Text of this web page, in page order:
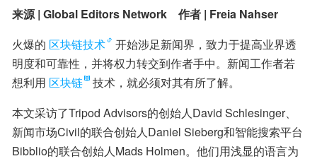
来源 | Global Editors Network    作者 | Freia Nahser
火爆的 区块链技术
开始涉足新闻界，致力于提高业界透
明度和可靠性，并将权力转交到作者手中。新闻工作者若
想利用 区块链
技术，就必须对其有所了解。
本文采访了Tripod Advisors的创始人David Schlesinger、
新闻市场Civil的联合创始人Daniel Sieberg和智能搜索平台
Bibblio的联合创始人Mads Holmen。他们用浅显的语言为